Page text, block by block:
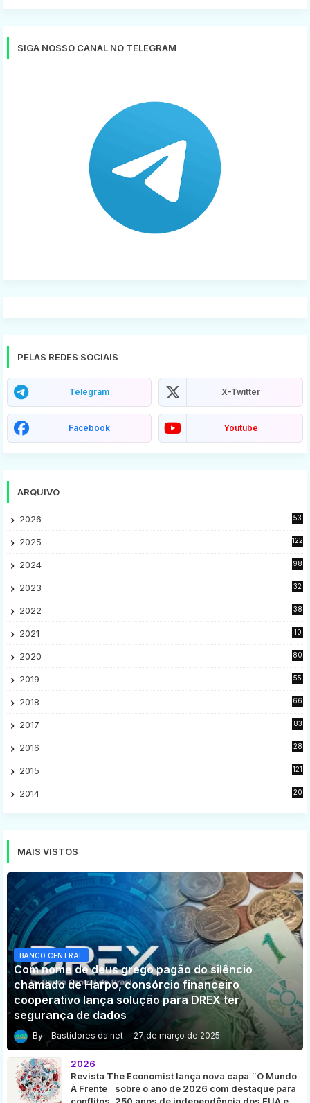
SIGA NOSSO CANAL NO TELEGRAM
PELAS REDES SOCIAIS
Telegram X-Twitter
Facebook Youtube
ARQUIVO
2026 53
2025 122
2024 98
2023
32
2022
38
2021
10
2020
80
2019
55
2018
66
2017
83
2016
28
2015
121
2014
20
MAIS VISTOS
BANCO CENTRAL
Com nome de deus grego pagão do silêncio
chamado de Harpo, consórcio financeiro
cooperativo lança solução para DREX ter
segurança de dados
Bastidores da net 27 de março de 2025
2026
Revista The Economist lança nova capa ¨O Mundo
À Frente¨ sobre o ano de 2026 com destaque para
conflitos, 250 anos de independência dos EUA e